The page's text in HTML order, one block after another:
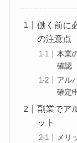
働く前に
の注意点
本業
確認
アル
確定
副業でア
ット
メリ